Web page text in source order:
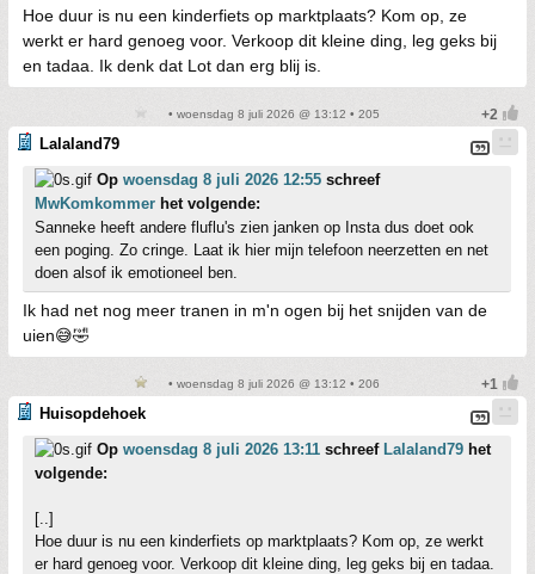
Hoe duur is nu een kinderfiets op marktplaats? Kom op, ze
werkt er hard genoeg voor. Verkoop dit kleine ding, leg geks bij
en tadaa. Ik denk dat Lot dan erg blij is.
• woensdag 8 juli 2026 @ 13:12 • 205
Lalaland79
Op woensdag 8 juli 2026 12:55 schreef
MwKomkommer het volgende:
Sanneke heeft andere fluflu's zien janken op Insta dus doet ook
een poging. Zo cringe. Laat ik hier mijn telefoon neerzetten en net
doen alsof ik emotioneel ben.
Ik had net nog meer tranen in m'n ogen bij het snijden van de
uien😅🤣
• woensdag 8 juli 2026 @ 13:12 • 206
Huisopdehoek
Op woensdag 8 juli 2026 13:11 schreef Lalaland79 het
volgende:
[..]
Hoe duur is nu een kinderfiets op marktplaats? Kom op, ze werkt
er hard genoeg voor. Verkoop dit kleine ding, leg geks bij en tadaa.